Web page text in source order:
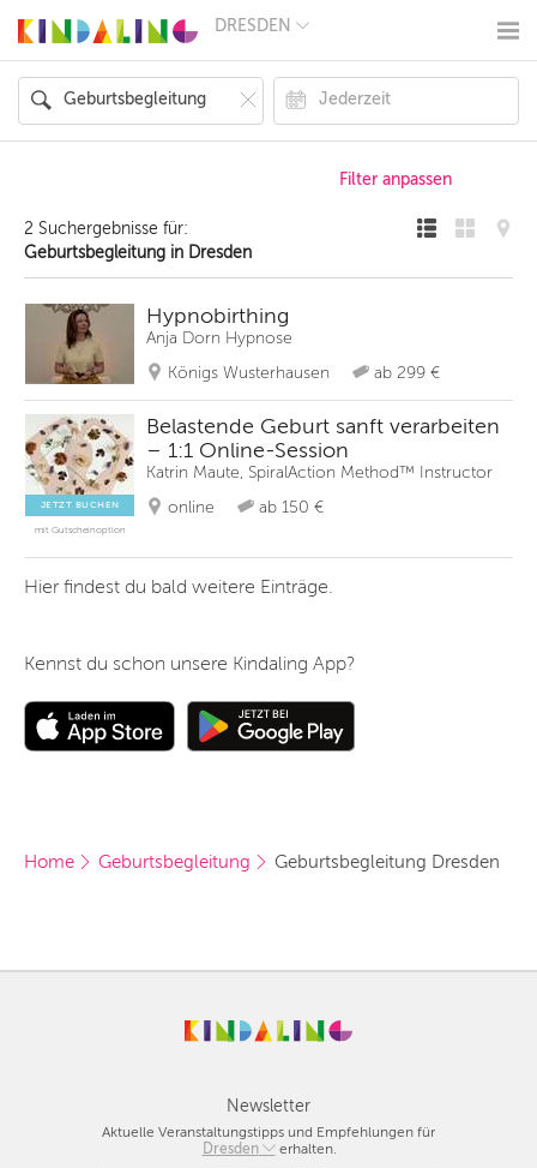
DRESDEN
BERLIN
MÜNCHEN
HAMBURG
KÖLN
LEIPZIG
DRESDEN
NÜRNBERG
WIEN
ANDERE
REGIONEN
2 Suchergebnisse für:
Geburtsbegleitung in Dresden
Hypnobirthing
Anja Dorn Hypnose
Königs Wusterhausen
ab 299 €
JETZT BUCHEN
mit Gutscheinoption
Belastende Geburt sanft verarbeiten
– 1:1 Online-Session
Katrin Maute, SpiralAction Method™ Instructor
online
ab 150 €
Hier findest du bald weitere Einträge.
Kennst du schon unsere Kindaling App?
Home Geburtsbegleitung Geburtsbegleitung Dresden
Newsletter
Aktuelle Veranstaltungstipps und Empfehlungen für
Dresden
Berlin
erhalten.